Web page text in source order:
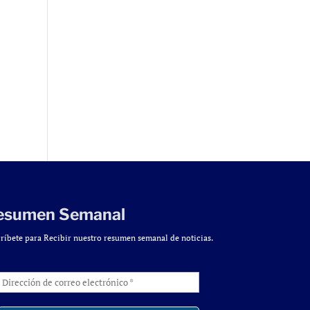
Semanal
para Recibir nuestro resumen semanal de noticias.